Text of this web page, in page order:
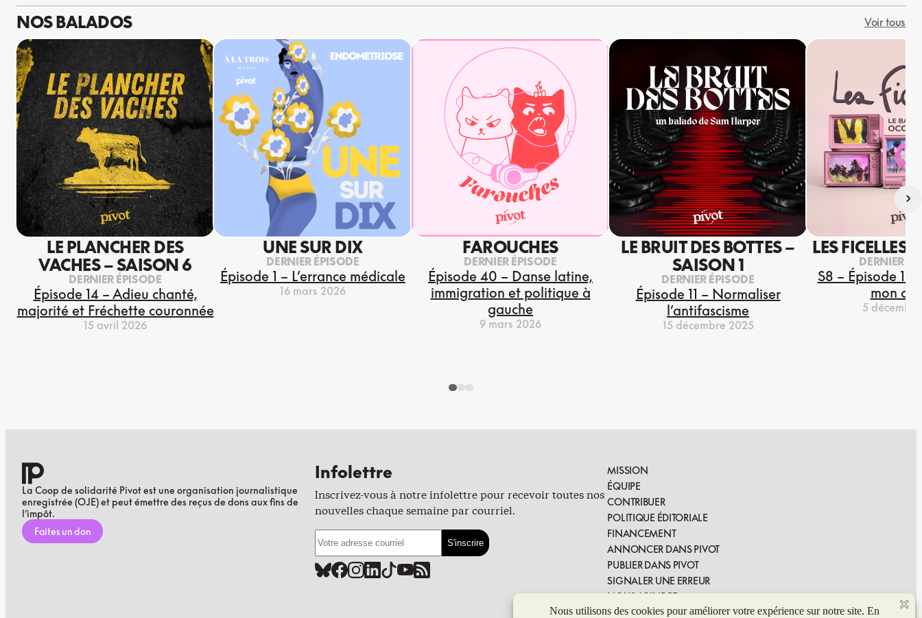
NOS BALADOS Voir tous
LE PLANCHER DES
VACHES – SAISON 6
DERNIER ÉPISODE
Épisode 14 – Adieu chanté,
majorité et Fréchette couronnée
15 avril 2026
UNE SUR DIX
DERNIER ÉPISODE
Épisode 1 – L’errance médicale
16 mars 2026
FAROUCHES
DERNIER ÉPISODE
Épisode 40 – Danse latine,
immigration et politique à
gauche
9 mars 2026
LE BRUIT DES BOTTES –
SAISON 1
DERNIER ÉPISODE
Épisode 11 – Normaliser
l’antifascisme
15 décembre 2025
LES FICELLES
DERNIER
S8 – Épisode 13
mon
5
›
La Coop de solidarité Pivot est une organisation journalistique
enregistrée (OJE) et peut émettre des reçus de dons aux fins de
l’impôt.
Faites un don
Infolettre
Inscrivez-vous à notre infolettre pour recevoir toutes nos
nouvelles chaque semaine par courriel.
MISSION
ÉQUIPE
CONTRIBUER
POLITIQUE ÉDITORIALE
FINANCEMENT
ANNONCER DANS PIVOT
PUBLIER DANS PIVOT
SIGNALER UNE ERREUR
NOUS JOINDRE